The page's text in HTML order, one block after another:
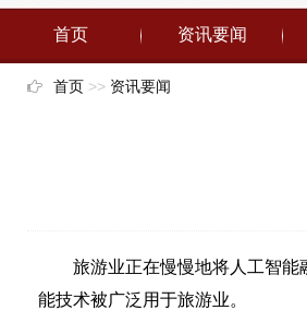
首页 资讯要闻
首页 >> 资讯要闻
旅游业正在慢慢地将人工智
能技术被广泛用于旅游业。